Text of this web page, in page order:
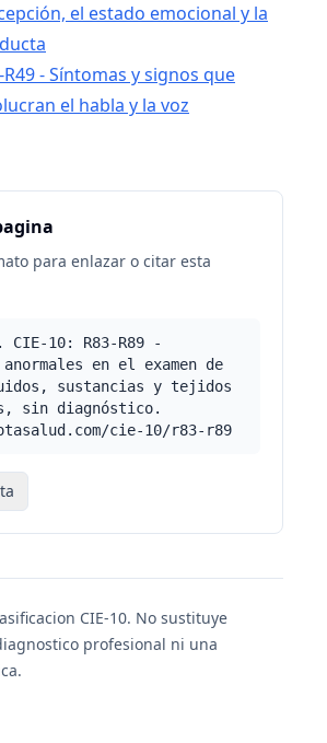
el estado emocional y la
R49 - Síntomas y signos que
el habla y la voz
para enlazar o citar esta
CIE-10: R83-R89 -
en el examen de
sustancias y tejidos
sin diagnóstico.
cie-10/r83-r89
CIE-10. No sustituye
profesional ni una